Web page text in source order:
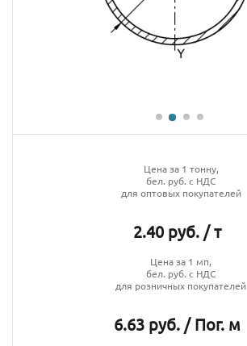
Цена за 1 тонну,
бел. руб. с НДС
для оптовых покупателей
2.40 руб. / т
Цена за 1 мп,
бел. руб. с НДС
для розничных покупателей
6.63 руб. / Пог. м